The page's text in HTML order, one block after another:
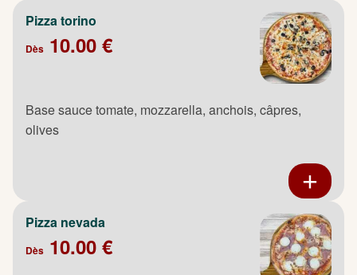
Pizza torino
Dès 10.00 €
Base sauce tomate, mozzarella, anchois, câpres,
olives
Pizza nevada
Dès 10.00 €